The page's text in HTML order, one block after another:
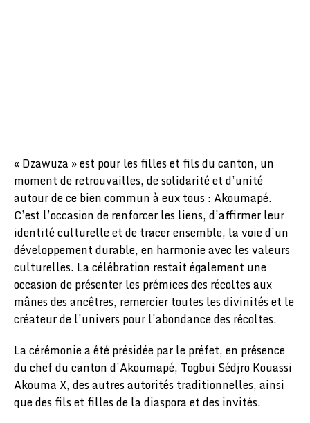
« Dzawuza » est pour les filles et fils du canton, un
moment de retrouvailles, de solidarité et d’unité
autour de ce bien commun à eux tous : Akoumapé.
C’est l’occasion de renforcer les liens, d’affirmer leur
identité culturelle et de tracer ensemble, la voie d’un
développement durable, en harmonie avec les valeurs
culturelles. La célébration restait également une
occasion de présenter les prémices des récoltes aux
mânes des ancêtres, remercier toutes les divinités et le
créateur de l’univers pour l’abondance des récoltes.
La cérémonie a été présidée par le préfet, en présence
du chef du canton d’Akoumapé, Togbui Sédjro Kouassi
Akouma X, des autres autorités traditionnelles, ainsi
que des fils et filles de la diaspora et des invités.